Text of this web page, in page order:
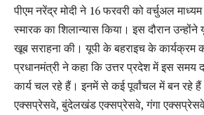
पीएम नरेंद्र मोदी ने 16 फरवरी को वर्चुअल
स्मारक का शिलान्यास किया। इस दौरान उन्होंने
खूब सराहना की। यूपी के बहराइच के कार्यक्रम
प्रधानमंत्री ने कहा कि उत्तर प्रदेश में इस समय
कार्य चल रहे हैं। इनमें से कई पूर्वांचल में बन रहे
एक्सप्रेसवे, बुंदेलखंड एक्सप्रेसवे, गंगा